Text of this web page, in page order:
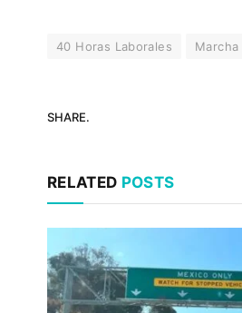
40 Horas Laborales Marcha
SHARE.
RELATED POSTS